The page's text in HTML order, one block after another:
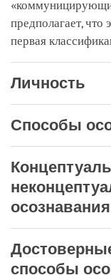
предполагает, что
первая
Личность
Способы
осознавания
способы